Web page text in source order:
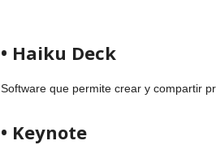
• Haiku Deck
Software que permite crear y compartir
• Keynote